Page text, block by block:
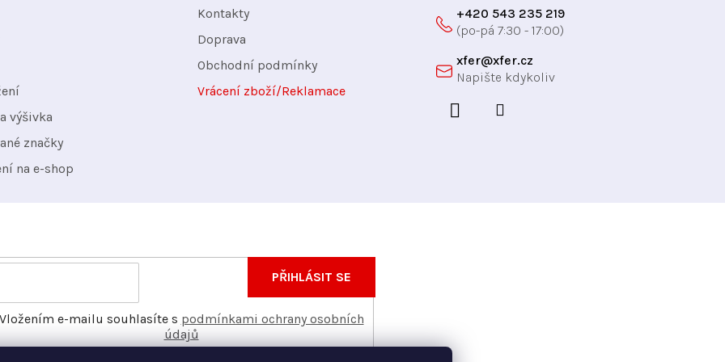
výšivka
značky
na e-shop
Kontakty
Doprava
Obchodní podmínky
Vrácení zboží/Reklamace
xfer@xfer.cz
+420 543 235 219
o nových produktech na našem e-shopu.
Vložením e-mailu souhlasíte s podmínkami ochrany osobních
údajů
PŘIHLÁSIT SE